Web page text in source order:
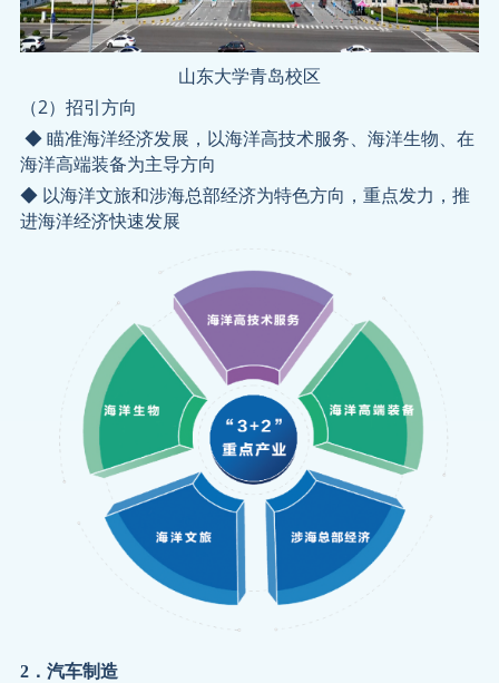
山东大学青岛校区
（2）招引方向
◆ 瞄准海洋经济发展，以海洋高技术服务、海洋生物、在
海洋高端装备为主导方向
◆ 以海洋文旅和涉海总部经济为特色方向，重点发力，推
进海洋经济快速发展
2．汽车制造